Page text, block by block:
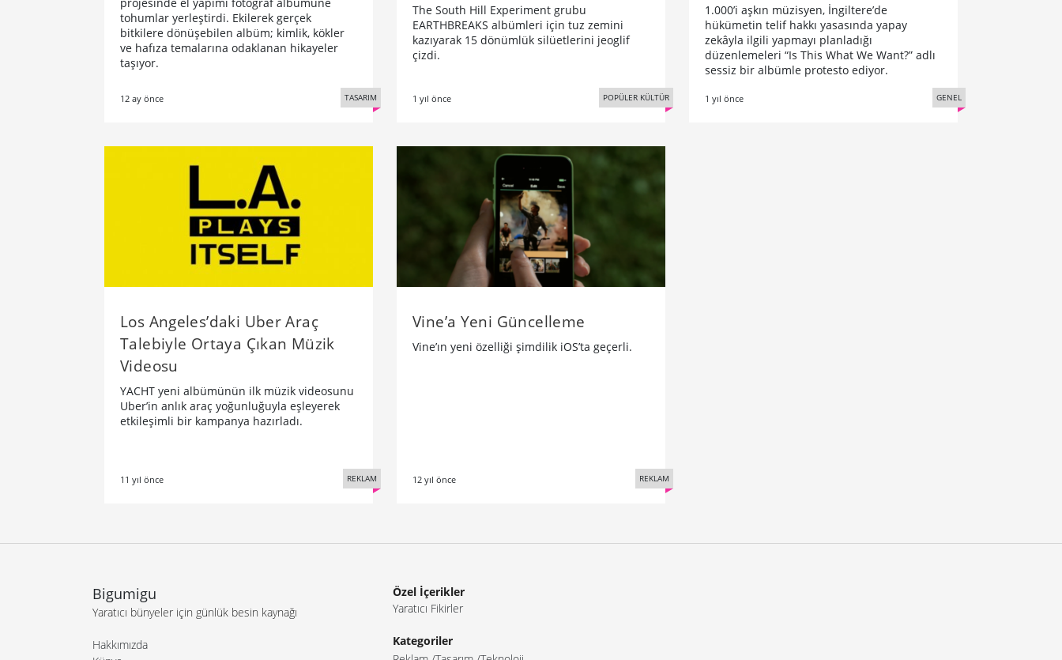
tohumlar yerleştirdi. Ekilerek gerçek
bitkilere dönüşebilen albüm; kimlik, kökler
ve hafıza temalarına odaklanan hikayeler
taşıyor.
12 ay önce TASARIM
The South Hill Experiment grubu
EARTHBREAKS albümleri için tuz zemini
kazıyarak 15 dönümlük silüetlerini jeoglif
çizdi.
1 yıl önce POPÜLER KÜLTÜR
1.000’i aşkın müzisyen, İngiltere’de
hükümetin telif hakkı yasasında yapay
zekâyla ilgili yapmayı planladığı
düzenlemeleri “Is This What We Want?” adlı
sessiz bir albümle protesto ediyor.
1 yıl önce GENEL
Los Angeles’daki Uber Araç
Talebiyle Ortaya Çıkan Müzik
Videosu
YACHT yeni albümünün ilk müzik videosunu
Uber’in anlık araç yoğunluğuyla eşleyerek
etkileşimli bir kampanya hazırladı.
11 yıl önce REKLAM
Vine’a Yeni Güncelleme
Vine’ın yeni özelliği şimdilik iOS’ta geçerli.
12 yıl önce REKLAM
Bigumigu
Yaratıcı bünyeler için günlük besin kaynağı
Hakkımızda
Özel İçerikler
Yaratıcı Fikirler
Kategoriler